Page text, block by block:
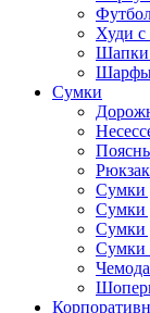
Худи
Шапки
Шарфы
Сумки
Сумки
Сумки
Сумки
Сумки